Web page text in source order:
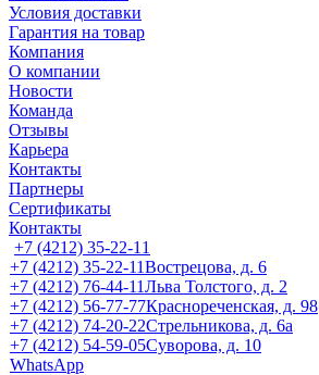
Условия доставки
Гарантия на товар
Компания
О компании
Новости
Команда
Отзывы
Карьера
Контакты
Партнеры
Сертификаты
Контакты
+7 (4212) 35-22-11
+7 (4212) 35-22-11Вострецова, д. 6
+7 (4212) 76-44-11Льва Толстого, д. 2
+7 (4212) 56-77-77Краснореченская, д. 98
+7 (4212) 74-20-22Стрельникова, д. 6а
+7 (4212) 54-59-05Суворова, д. 10
WhatsApp